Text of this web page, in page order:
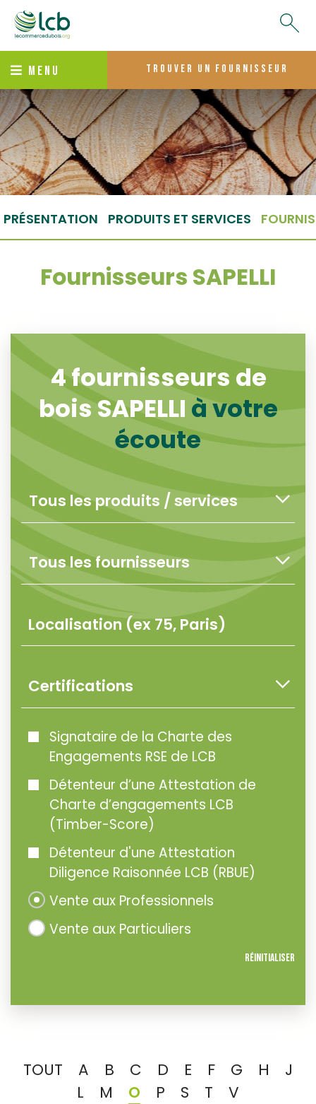
MENU trouver un fournisseur
PRÉSENTATION PRODUITS ET SERVICES
Fournisseurs SAPELLI
4fournisseurs de
bois SAPELLI à votre
écoute
Certifications
Signataire de la Charte des
Engagements RSE de LCB
Détenteur d’une Attestation de
Charte d’engagements LCB
(Timber-Score)
Détenteur d'une Attestation
Diligence Raisonnée LCB (RBUE)
Vente aux Professionnels
Vente aux Particuliers
Réinitialiser
TOUT A B C D E F G H
J
L
M O P S T V